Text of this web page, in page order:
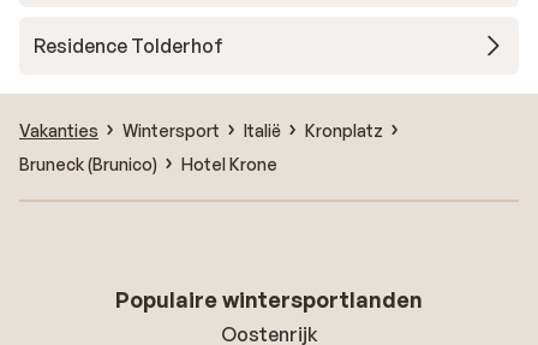
Residence Tolderhof
Vakanties Wintersport Italië
Kronplatz
Bruneck (Brunico)
Hotel Krone
Populaire wintersportlanden
Oostenrijk